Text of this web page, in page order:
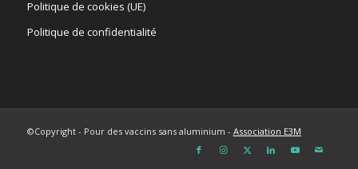
Politique de cookies (UE)
Politique de confidentialité
©Copyright - Pour des vaccins sans aluminium - Association E3M